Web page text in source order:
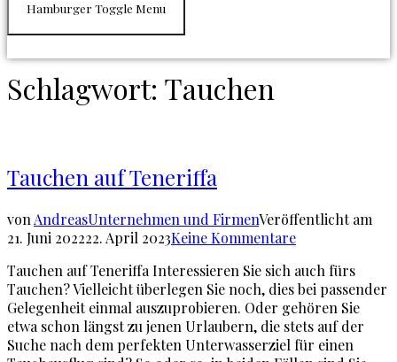
Hamburger Toggle Menu
Schlagwort: Tauchen
Tauchen auf Teneriffa
von AndreasUnternehmen und FirmenVeröffentlicht am
21. Juni 202222. April 2023Keine Kommentare
Tauchen auf Teneriffa Interessieren Sie sich auch fürs
Tauchen? Vielleicht überlegen Sie noch, dies bei passender
Gelegenheit einmal auszuprobieren. Oder gehören Sie
etwa schon längst zu jenen Urlaubern, die stets auf der
Suche nach dem perfekten Unterwasserziel für einen